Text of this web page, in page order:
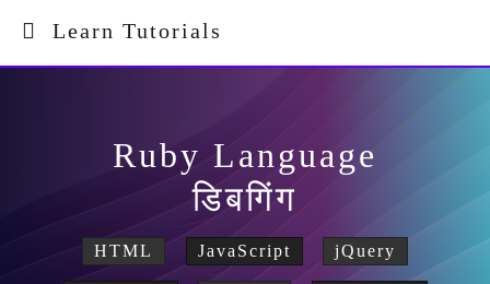
Learn Tutorials
Ruby Language
डिबगिंग
HTML JavaScript jQuery